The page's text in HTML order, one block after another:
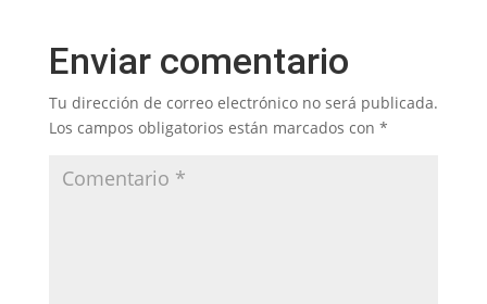
Enviar comentario
Tu dirección de correo electrónico no será publicada.
Los campos obligatorios están marcados con *